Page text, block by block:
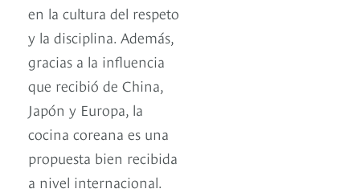
en la cultura del respeto
y la disciplina. Además,
gracias a la influencia
que recibió de China,
Japón y Europa, la
cocina coreana es una
propuesta bien recibida
a nivel internacional.